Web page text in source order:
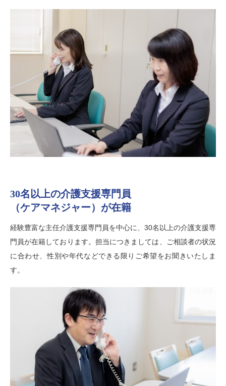
30名以上の介護支援専門員
（ケアマネジャー）が在籍
経験豊富な主任介護支援専門員を中心に、30名以上の介護支援専
門員が在籍しております。担当につきましては、ご相談者の状況
に合わせ、性別や年代などできる限りご希望をお聞きいたしま
す。